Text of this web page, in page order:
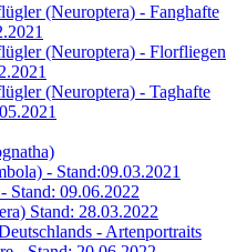
(Neuroptera) - Fanghafte
(Neuroptera) - Florfliegen
(Neuroptera) - Taghafte
- Stand:09.03.2021
Stand: 09.06.2022
Stand: 28.03.2022
- Artenportraits